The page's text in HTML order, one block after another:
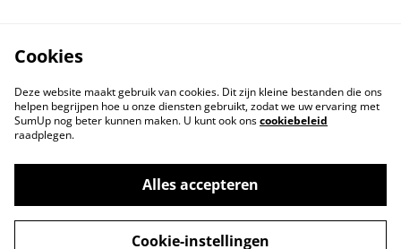
Privacybeleid
Cookiebeleid
Cookies
Deze website maakt gebruik van cookies. Dit zijn kleine bestanden die ons
helpen begrijpen hoe u onze diensten gebruikt, zodat we uw ervaring met
SumUp nog beter kunnen maken. U kunt ook onscookiebeleid
raadplegen.
Alles accepteren
Cookie-instellingen